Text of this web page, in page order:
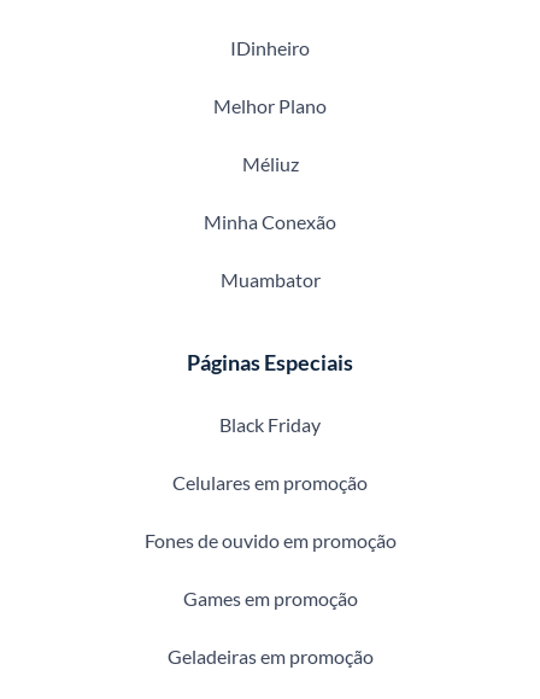
IDinheiro
Melhor Plano
Méliuz
Minha Conexão
Muambator
Páginas Especiais
Black Friday
Celulares em promoção
Fones de ouvido em promoção
Games em promoção
Geladeiras em promoção